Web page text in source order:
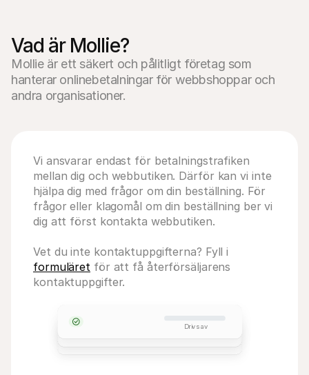
Vad är Mollie?
Mollie är ett säkert och pålitligt företag som
hanterar onlinebetalningar för webbshoppar och
andra organisationer.
Vi ansvarar endast för betalningstrafiken
mellan dig och webbutiken. Därför kan vi inte
hjälpa dig med frågor om din beställning. För
frågor eller klagomål om din beställning ber vi
dig att först kontakta webbutiken.
Vet du inte kontaktuppgifterna? Fyll i
formuläret för att få återförsäljarens
kontaktuppgifter.
Drivs av
Reach out to our customer support team
Contact sales
Discover how we can help your business